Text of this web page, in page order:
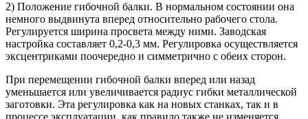
2) Положение гибочной балки. В нормальном состоянии она
немного выдвинута вперед относительно рабочего стола.
Регулируется ширина просвета между ними. Заводская
настройка составляет 0,2-0,3 мм. Регулировка осуществляется
эксцентриками поочередно и симметрично с обеих сторон.
При перемещении гибочной балки вперед или назад
уменьшается или увеличивается радиус гибки металлической
заготовки. Эта регулировка как на новых станках, так и в